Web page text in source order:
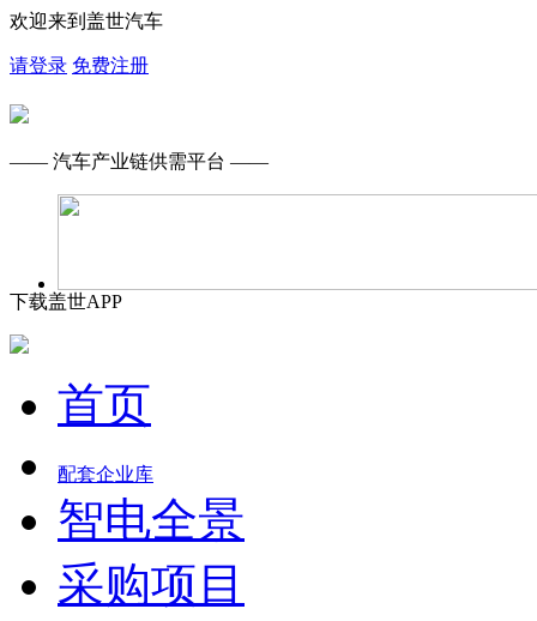
欢迎来到盖世汽车
请登录 免费注册
—— 汽车产业链供需平台 ——
下载盖世APP
首页
配套企业库
智电全景
采购项目